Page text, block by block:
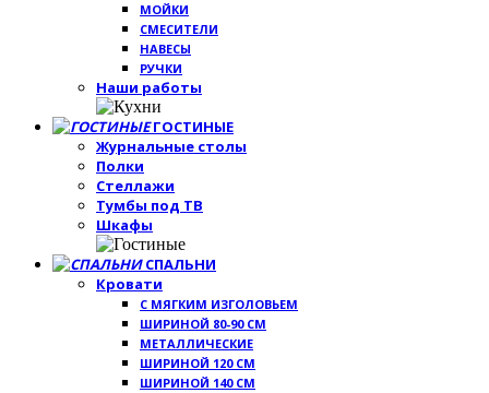
МОЙКИ
СМЕСИТЕЛИ
НАВЕСЫ
РУЧКИ
Наши работы
ГОСТИНЫЕ
Журнальные столы
Полки
Стеллажи
Тумбы под ТВ
Шкафы
СПАЛЬНИ
Кровати
С МЯГКИМ ИЗГОЛОВЬЕМ
ШИРИНОЙ 80-90 СМ
МЕТАЛЛИЧЕСКИЕ
ШИРИНОЙ 120 СМ
ШИРИНОЙ 140 СМ